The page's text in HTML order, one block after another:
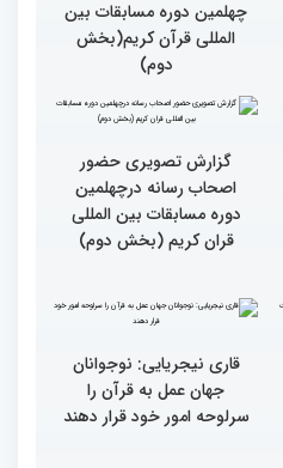
مردم مفاهیم و تعالیم قرآن
را در زندگی به کار گیرند
گزارش تصویری حضور
پررنگ کودکان و نوجوانان در
المللی قرآن کریم(بخش
دوم)
گزارش تصویری حضور